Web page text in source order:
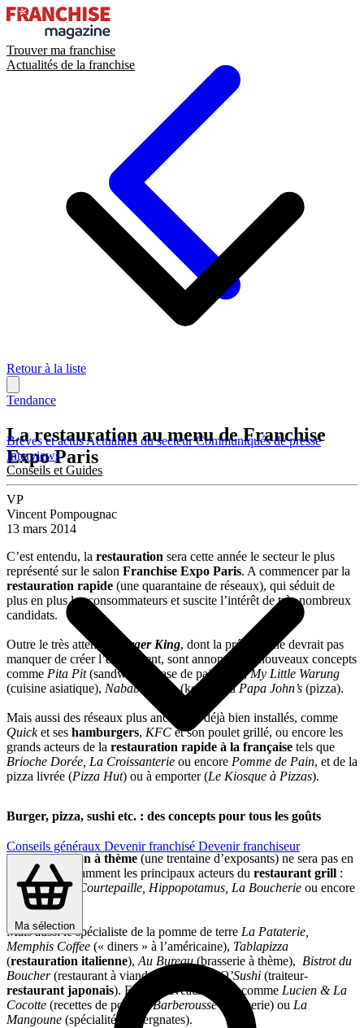
Trouver ma franchise
Actualités de la franchise
Brèves et actusActualités du secteurCommuniqués de presse
Interviews
Conseils et Guides
Conseils généraux Devenir franchisé Devenir franchiseur
Ma sélection
Retour à la liste
Tendance
La restauration au menu de Franchise
Expo Paris
VP
Vincent Pompougnac
13 mars 2014
C’est entendu, la restauration sera cette année le secteur le plus
représenté sur le salon Franchise Expo Paris. A commencer par la
restauration rapide (une quarantaine de réseaux), qui séduit de
plus en plus les consommateurs et suscite l’intérêt de très nombreux
candidats.
Outre le très attendu Burger King, dont la présence ne devrait pas
manquer de créer l’évènement, sont annoncés de nouveaux concepts
comme Pita Pit(sandwich à base de pain pita),My Little Warung
(cuisine asiatique), Nabab Kebab(kebab) ouPapa John’s (pizza).
Mais aussi des réseaux plus anciens et déjà bien installés, comme
Quicket ses hamburgers, KFC et son poulet grillé, ou encore les
grands acteurs de la restauration rapide à la française tels que
Brioche Dorée, La Croissanterie ou encore Pomme de Pain, et de la
pizza livrée (Pizza Hut) ou à emporter (Le Kiosque à Pizzas).
Burger, pizza, sushi etc. : des concepts pour tous les goûts
Larestauration à thème (une trentaine d’exposants) ne sera pas en
reste, avec notamment les principaux acteurs du restaurant grill :
Buffalo Grill, Courtepaille Hippopotamus, La Boucherie ou encore
Poivre Rouge
Mais aussi le spécialiste de la pomme de terre La Pataterie,
Memphis Coffee (« diners » à l’américaine), Tablapizza
(restauration italienne), Au Bureau(brasserie à thème), Bistrot du
Boucher(restaurant à viandes) ou encoreO’Sushi (traiteur-
restaurant japonais). Et de nouveaux venus comme Lucien & La
Cocotte (recettes de poulet),Barberousse(rhumerie) ou La
Mangoune (spécialités auvergnates).